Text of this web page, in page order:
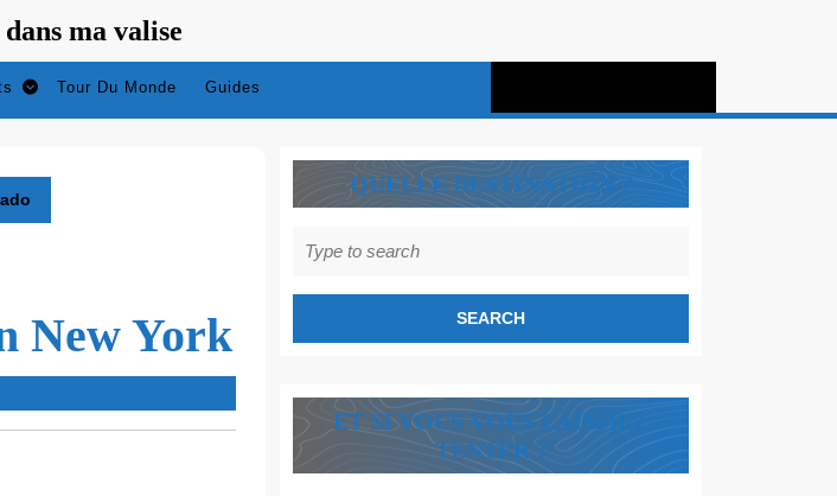
ma valise
Tour Du Monde Guides
New York
QUELLE DESTINATION ?
for:
ET SI VOUS VOUS LAISSIEZ
TENTER ?